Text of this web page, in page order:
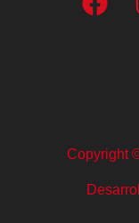
Copyright